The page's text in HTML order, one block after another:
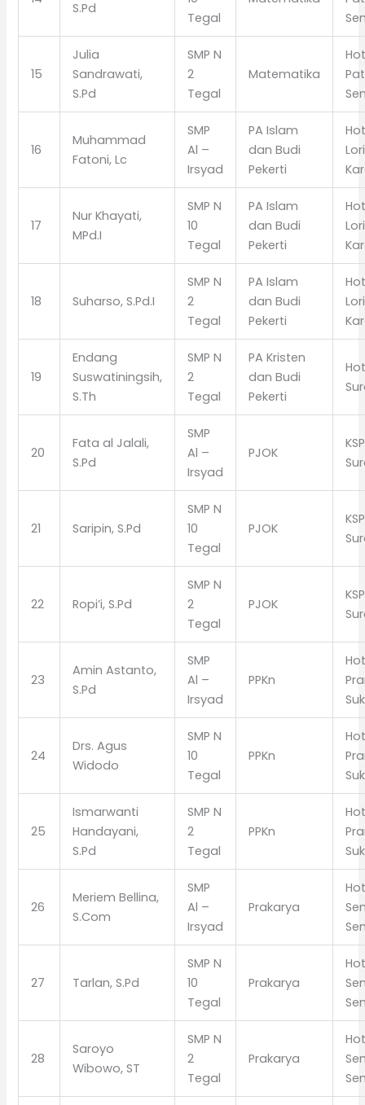
S.Pd
Tegal
15
Julia
Sandrawati,
S.Pd
SMP N
2
Tegal
Matematika
16
Muhammad
Fatoni, Lc
SMP
Al –
Irsyad
PA Islam
dan Budi
Pekerti
17
Nur Khayati,
MPd.I
SMP N
10
Tegal
PA Islam
dan Budi
Pekerti
18 Suharso, S.Pd.I
SMP N
2
Tegal
PA Islam
dan Budi
Pekerti
19
Endang
Suswatiningsih,
S.Th
SMP N
2
Tegal
PA Kristen
dan Budi
Pekerti
20
Fata al Jalali,
S.Pd
SMP
Al –
Irsyad
PJOK
21 Saripin, S.Pd
SMP N
10
Tegal
PJOK
22 Ropi’i, S.Pd
SMP N
2
Tegal
PJOK
23
Amin Astanto,
S.Pd
SMP
Al –
Irsyad
PPKn
24
Drs. Agus
Widodo
SMP N
10
Tegal
PPKn
25
Ismarwanti
Handayani,
S.Pd
SMP N
2
Tegal
PPKn
26
Meriem Bellina,
S.Com
SMP
Al –
Irsyad
Prakarya
27 Tarlan, S.Pd
SMP N
10
Tegal
Prakarya
28
Saroyo
Wibowo, ST
SMP N
2
Tegal
Prakarya